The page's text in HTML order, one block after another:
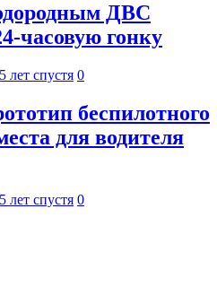
ДВС
часовую гонку
5 лет спустя 0
беспилотного
для водителя
5 лет спустя 0